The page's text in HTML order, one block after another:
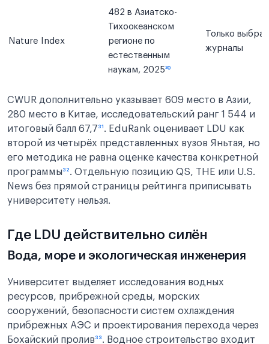
Nature Index
482 в Азиатско-
Тихоокеанском
регионе по
естественным
наукам, 2025³⁰
Только
журналы
CWUR дополнительно указывает 609 место в Азии,
280 место в Китае, исследовательский ранг 1 544 и
итоговый балл 67,7³¹. EduRank оценивает LDU как
второй из четырёх представленных вузов Яньтая, но
его методика не равна оценке качества конкретной
программы³². Отдельную позицию QS, THE или U.S.
News без прямой страницы рейтинга приписывать
университету нельзя.
Где LDU действительно силён
Вода, море и экологическая инженерия
Университет выделяет исследования водных
ресурсов, прибрежной среды, морских
сооружений, безопасности систем охлаждения
прибрежных АЭС и проектирования перехода через
Бохайский пролив³³. Водное строительство входит